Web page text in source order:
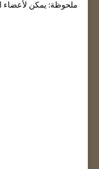
ملحوظة: يمكن لأعضاء